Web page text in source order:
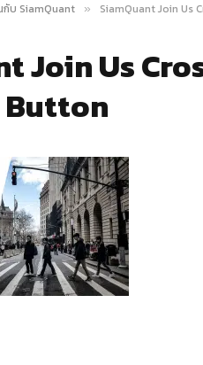
กับ SiamQuant » SiamQuant Join Us
Join Us
Button